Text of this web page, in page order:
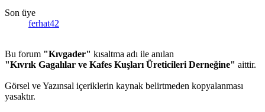
Son üye
ferhat42
Bu forum "Kıvgader" kısaltma adı ile anılan
"Kıvrık Gagalılar ve Kafes Kuşları Üreticileri Derneğine" aittir.
Görsel ve Yazınsal içeriklerin kaynak belirtmeden kopyalanması
yasaktır.